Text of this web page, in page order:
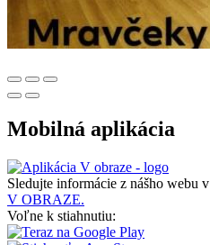
Mobilná aplikácia
Sledujte informácie z nášho webu v
V OBRAZE.
Voľne k stiahnutiu: